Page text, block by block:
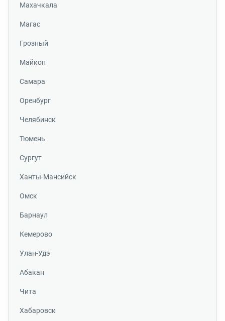
Махачкала
Магас
Грозный
Майкоп
Самара
Оренбург
Челябинск
Тюмень
Сургут
Ханты-Мансийск
Омск
Барнаул
Кемерово
Улан-Удэ
Абакан
Чита
Хабаровск